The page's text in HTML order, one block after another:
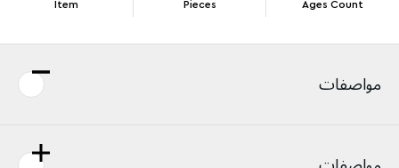
Ages Count
Pieces
Item
مواصفات